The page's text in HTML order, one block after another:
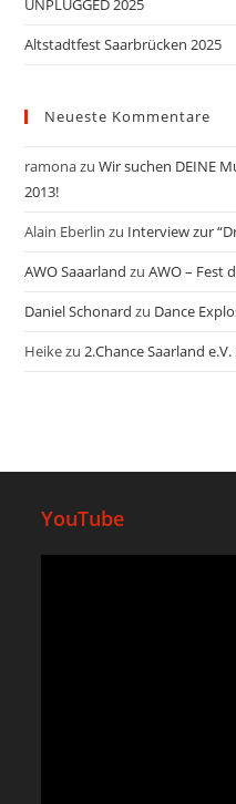
UNPLUGGED 2025
Altstadtfest Saarbrücken 2025
Neueste Kommentare
ramonazuWir suchen DEINE
2013!
Alain Eberlin zu Interview zur
AWO Saaarland zuAWO – Fest
Daniel Schonard zu Dance
Heikezu2.Chance Saarland
YouTube